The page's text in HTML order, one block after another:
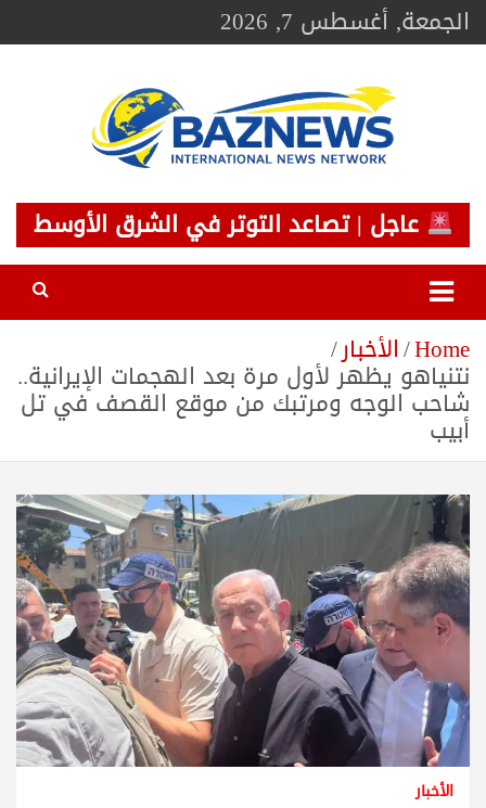
Skip
toالجمعة, أغسطس 7, 2026
BAZNEWS
شبكة باز الإخبارية
عاجل | تصاعد التوتر في الشرق الأوسط
Home الأخبار
نتنياهو يظهر لأول مرة بعد الهجمات الإيرانية..
شاحب الوجه ومرتبك من موقع القصف في تل
أبيب
الأخبار